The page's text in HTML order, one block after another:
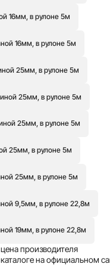
16мм, в рулоне 5м
16мм, в рулоне 5м
25мм, в рулоне 5м
25мм, в рулоне 5м
25мм, в рулоне 5м
25мм, в рулоне 5м
25мм, в рулоне 5м
9,5мм, в рулоне 22,8м
19мм, в рулоне 22,8м
производителя
на официальном